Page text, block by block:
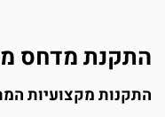
מדחס
מקצועיות